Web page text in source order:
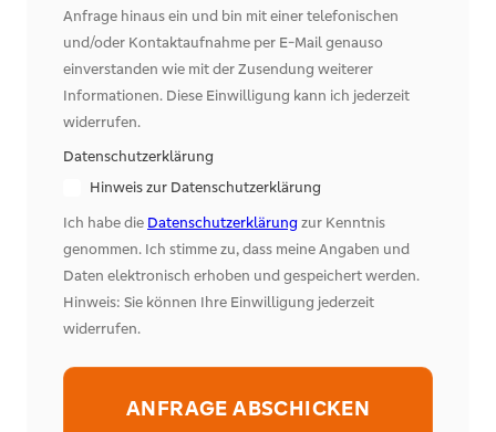
Anfrage hinaus ein und bin mit einer telefonischen
und/oder Kontaktaufnahme per E-Mail genauso
einverstanden wie mit der Zusendung weiterer
Informationen. Diese Einwilligung kann ich jederzeit
widerrufen.
Datenschutzerklärung
Hinweis zur Datenschutzerklärung
Ich habe die Datenschutzerklärungzur Kenntnis
genommen. Ich stimme zu, dass meine Angaben und
Daten elektronisch erhoben und gespeichert werden.
Hinweis: Sie können Ihre Einwilligung jederzeit
widerrufen.